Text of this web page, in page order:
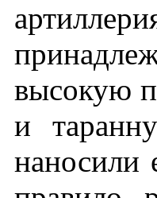
высокую
и
наносили